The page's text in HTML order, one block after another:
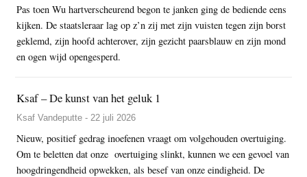
Pas toen Wu hartverscheurend begon te janken ging de bediende eens
kijken. De staatsleraar lag op z’n zij met zijn vuisten tegen zijn borst
geklemd, zijn hoofd achterover, zijn gezicht paarsblauw en zijn mond
en ogen wijd opengesperd.
Ksaf – De kunst van het geluk 1
Ksaf Vandeputte - 22 juli 2026
Nieuw, positief gedrag inoefenen vraagt om volgehouden overtuiging.
Om te beletten dat onze overtuiging slinkt, kunnen we een gevoel van
hoogdringendheid opwekken, als besef van onze eindigheid. De